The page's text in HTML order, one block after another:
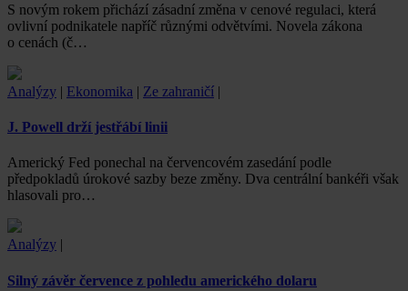
S novým rokem přichází zásadní změna v cenové regulaci, která
ovlivní podnikatele napříč různými odvětvími. Novela zákona
o cenách (č…
Analýzy | Ekonomika | Ze zahraničí |
J. Powell drží jestřábí linii
Americký Fed ponechal na červencovém zasedání podle
předpokladů úrokové sazby beze změny. Dva centrální bankéři však
hlasovali pro…
Analýzy
Silný závěr července z pohledu amerického dolaru